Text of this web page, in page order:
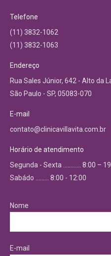
Telefone
(11) 3832-1062
(11) 3832-1063
Endereço
Rua Sales Júnior, 642 - Alto da
São Paulo - SP, 05083-070
E-mail
contato@clinicavillavita.com.br
Horário de atendimento
Segunda - Sexta ………… 8:00 –
Sabádo ……… 8:00 - 12:00
Nome
E-mail